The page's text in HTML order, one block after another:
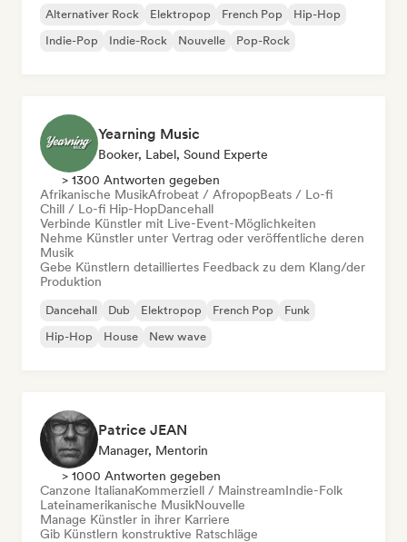
Alternativer Rock Elektropop French Pop
Hip-Hop
Indie-Pop
Indie-Rock Nouvelle Pop-Rock
Yearning Music
Booker, Label, Sound Experte
> 1300 Antworten gegeben
Afrikanische MusikAfrobeat / AfropopBeats / Lo-fi
Chill / Lo-fi Hip-HopDancehall
Verbinde Künstler mit Live-Event-Möglichkeiten
Nehme Künstler unter Vertrag oder veröffentliche deren
Musik
Gebe Künstlern detailliertes Feedback zu dem Klang/der
Produktion
Dancehall Dub Elektropop French Pop
Funk
Hip-Hop
House New wave
Patrice JEAN
Manager, Mentorin
> 1000 Antworten gegeben
Canzone ItalianaKommerziell / MainstreamIndie-Folk
Lateinamerikanische MusikNouvelle
Manage Künstler in ihrer Karriere
Gib Künstlern konstruktive Ratschläge